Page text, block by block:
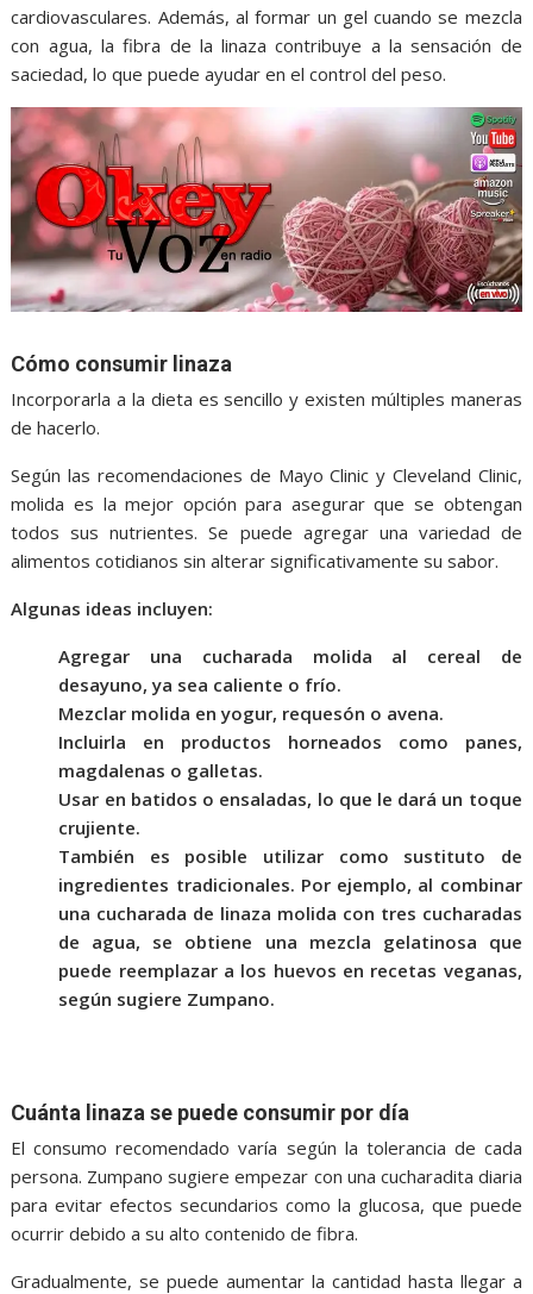
cardiovasculares. Además, al formar un gel cuando se mezcla
con agua, la fibra de la linaza contribuye a la sensación de
saciedad, lo que puede ayudar en el control del peso.
Cómo consumir linaza
Incorporarla a la dieta es sencillo y existen múltiples maneras
de hacerlo.
Según las recomendaciones de Mayo Clinic y Cleveland Clinic,
molida es la mejor opción para asegurar que se obtengan
todos sus nutrientes. Se puede agregar una variedad de
alimentos cotidianos sin alterar significativamente su sabor.
Algunas ideas incluyen:
Agregar una cucharada molida al cereal de
desayuno, ya sea caliente o frío.
Mezclar molida en yogur, requesón o avena.
Incluirla en productos horneados como panes,
magdalenas o galletas.
Usar en batidos o ensaladas, lo que le dará un toque
crujiente.
También es posible utilizar como sustituto de
ingredientes tradicionales. Por ejemplo, al combinar
una cucharada de linaza molida con tres cucharadas
de agua, se obtiene una mezcla gelatinosa que
puede reemplazar a los huevos en recetas veganas,
según sugiere Zumpano.
Cuánta linaza se puede consumir por día
El consumo recomendado varía según la tolerancia de cada
persona. Zumpano sugiere empezar con una cucharadita diaria
para evitar efectos secundarios como la glucosa, que puede
ocurrir debido a su alto contenido de fibra.
Gradualmente, se puede aumentar la cantidad hasta llegar a